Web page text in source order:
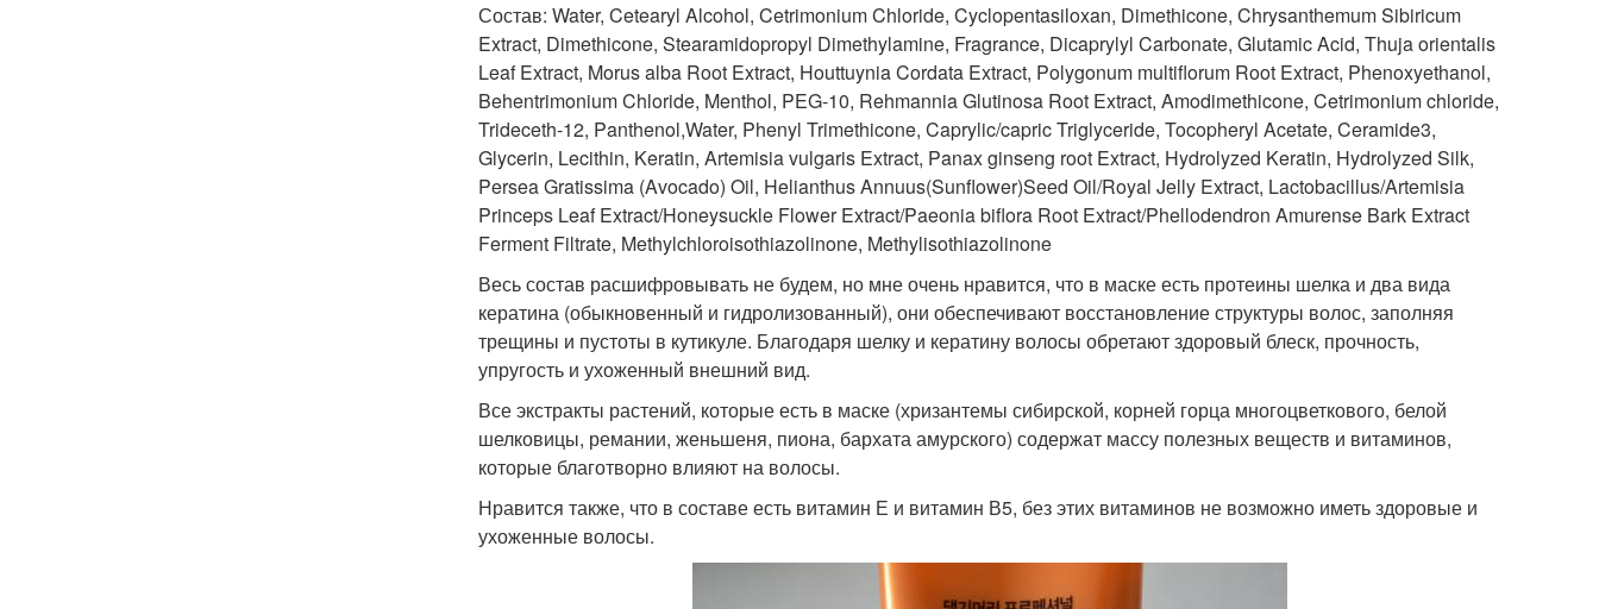
Состав: Water, Cetearyl Alcohol, Cetrimonium Chloride, Cyclopentasiloxan, Dimethicone, Chrysanthemum Sibiricum
Extract, Dimethicone, Stearamidopropyl Dimethylamine, Fragrance, Dicaprylyl Carbonate, Glutamic Acid, Thuja orientalis
Leaf Extract, Morus alba Root Extract, Houttuynia Cordata Extract, Polygonum multiflorum Root Extract, Phenoxyethanol,
Behentrimonium Chloride, Menthol, PEG-10, Rehmannia Glutinosa Root Extract, Amodimethicone, Cetrimonium chloride,
Trideceth-12, Panthenol,Water, Phenyl Trimethicone, Caprylic/capric Triglyceride, Tocopheryl Acetate, Ceramide3,
Glycerin, Lecithin, Keratin, Artemisia vulgaris Extract, Panax ginseng root Extract, Hydrolyzed Keratin, Hydrolyzed Silk,
Persea Gratissima (Avocado) Oil, Helianthus Annuus(Sunflower)Seed Oil/Royal Jelly Extract, Lactobacillus/Artemisia
Princeps Leaf Extract/Honeysuckle Flower Extract/Paeonia biflora Root Extract/Phellodendron Amurense Bark Extract
Ferment Filtrate, Methylchloroisothiazolinone, Methylisothiazolinone
Весь состав расшифровывать не будем, но мне очень нравится, что в маске есть протеины шелка и два вида
кератина (обыкновенный и гидролизованный), они обеспечивают восстановление структуры волос, заполняя
трещины и пустоты в кутикуле. Благодаря шелку и кератину волосы обретают здоровый блеск, прочность,
упругость и ухоженный внешний вид.
Все экстракты растений, которые есть в маске (хризантемы сибирской, корней горца многоцветкового, белой
шелковицы, ремании, женьшеня, пиона, бархата амурского) содержат массу полезных веществ и витаминов,
которые благотворно влияют на волосы.
Нравится также, что в составе есть витамин Е и витамин В5, без этих витаминов не возможно иметь здоровые и
ухоженные волосы.